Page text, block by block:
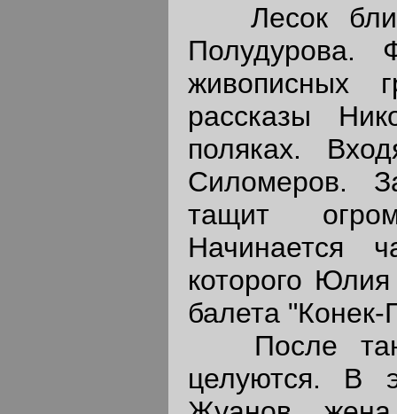
Лесок близ
Полудурова.
живописных
рассказы
поляках.
Силомеров.
тащит
Начинается
которого
балета "Конек-
После
целуются. В